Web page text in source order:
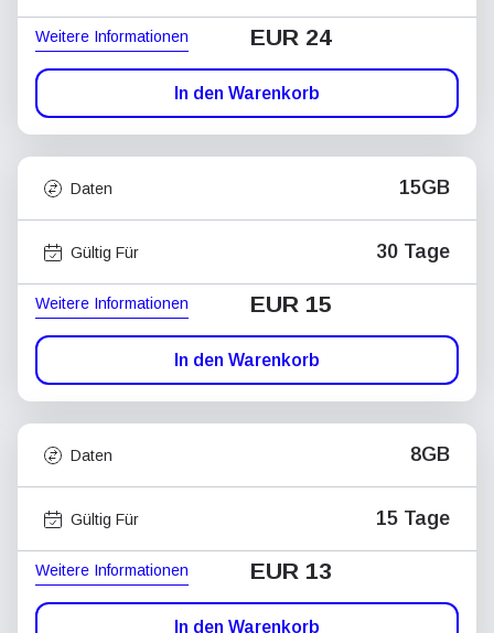
Weitere Informationen EUR 24
In den Warenkorb
Daten 15GB
Gültig Für 30 Tage
Weitere Informationen EUR 15
In den Warenkorb
Daten 8GB
Gültig Für 15 Tage
Weitere Informationen EUR 13
In den Warenkorb